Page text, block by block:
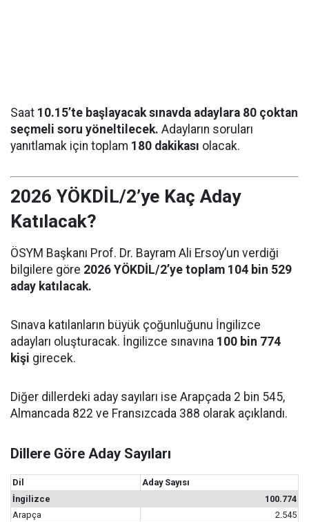
Saat 10.15’te başlayacak sınavda adaylara 80 çoktan
seçmeli soru yöneltilecek. Adayların soruları
yanıtlamak için toplam 180 dakikası olacak.
2026 YÖKDİL/2’ye Kaç Aday
Katılacak?
ÖSYM Başkanı Prof. Dr. Bayram Ali Ersoy’un verdiği
bilgilere göre 2026 YÖKDİL/2’ye toplam 104 bin 529
aday katılacak.
Sınava katılanların büyük çoğunluğunu İngilizce
adayları oluşturacak. İngilizce sınavına 100 bin 774
kişi girecek.
Diğer dillerdeki aday sayıları ise Arapçada 2 bin 545,
Almancada 822 ve Fransızcada 388 olarak açıklandı.
Dillere Göre Aday Sayıları
Dil
Aday Sayısı
İngilizce
100.774
Arapça
2.545